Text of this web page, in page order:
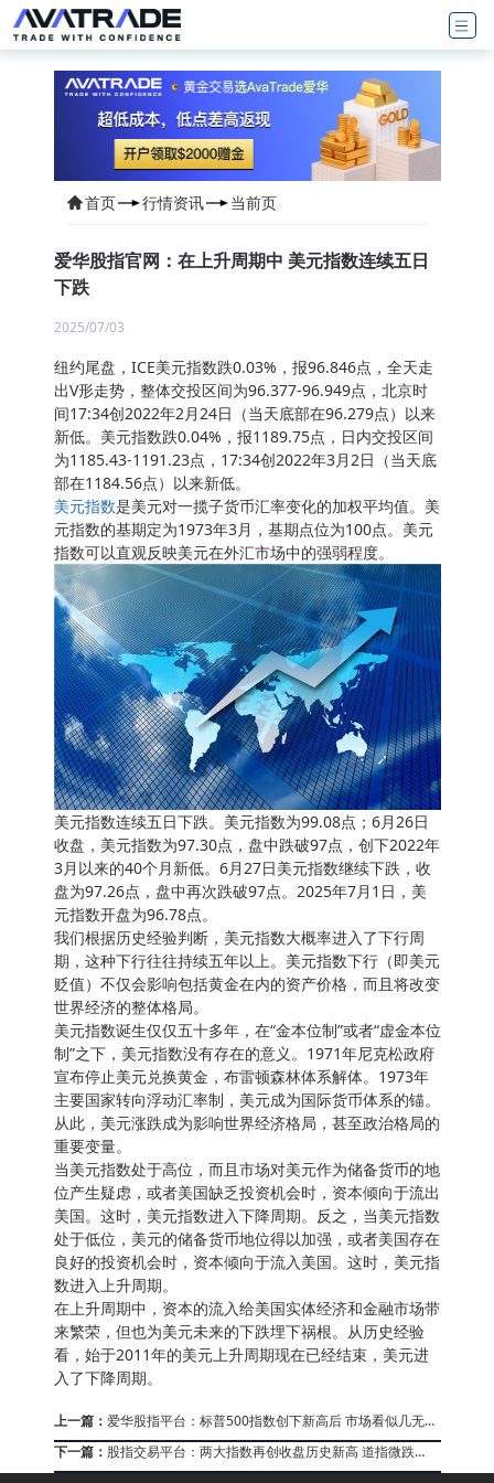
首页 行情资讯 当前页
爱华股指官网：在上升周期中 美元指数连续五日
下跌
2025/07/03
纽约尾盘，ICE美元指数跌0.03%，报96.846点，全天走
出V形走势，整体交投区间为96.377-96.949点，北京时
间17:34创2022年2月24日（当天底部在96.279点）以来
新低。美元指数跌0.04%，报1189.75点，日内交投区间
为1185.43-1191.23点，17:34创2022年3月2日（当天底
部在1184.56点）以来新低。
美元指数是美元对一揽子货币汇率变化的加权平均值。美
元指数的基期定为1973年3月，基期点位为100点。美元
指数可以直观反映美元在外汇市场中的强弱程度。
美元指数连续五日下跌。美元指数为99.08点；6月26日
收盘，美元指数为97.30点，盘中跌破97点，创下2022年
3月以来的40个月新低。6月27日美元指数继续下跌，收
盘为97.26点，盘中再次跌破97点。2025年7月1日，美
元指数开盘为96.78点。
我们根据历史经验判断，美元指数大概率进入了下行周
期，这种下行往往持续五年以上。美元指数下行（即美元
贬值）不仅会影响包括黄金在内的资产价格，而且将改变
世界经济的整体格局。
美元指数诞生仅仅五十多年，在“金本位制”或者“虚金本位
制”之下，美元指数没有存在的意义。1971年尼克松政府
宣布停止美元兑换黄金，布雷顿森林体系解体。1973年
主要国家转向浮动汇率制，美元成为国际货币体系的锚。
从此，美元涨跌成为影响世界经济格局，甚至政治格局的
重要变量。
当美元指数处于高位，而且市场对美元作为储备货币的地
位产生疑虑，或者美国缺乏投资机会时，资本倾向于流出
美国。这时，美元指数进入下降周期。反之，当美元指数
处于低位，美元的储备货币地位得以加强，或者美国存在
良好的投资机会时，资本倾向于流入美国。这时，美元指
数进入上升周期。
在上升周期中，资本的流入给美国实体经济和金融市场带
来繁荣，但也为美元未来的下跌埋下祸根。从历史经验
看，始于2011年的美元上升周期现在已经结束，美元进
入了下降周期。
上一篇： 爱华股指平台：标普500指数创下新高后 市场看似几无变
动
下一篇： 股指交易平台：两大指数再创收盘历史新高 道指微跌
0.02%